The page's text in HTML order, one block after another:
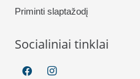
Priminti slaptažodį
Socialiniai tinklai